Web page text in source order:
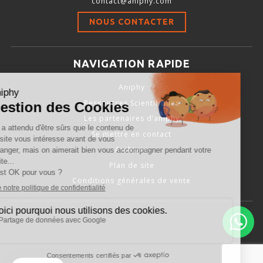
Stimulation-évaluation Thermique
ACTIVITÉ LOCOMOTRICE ET EXPLORATOIRE
COORDINATION ET SENSORI-MOTEUR
INTERACTION SOCIALE
RYTHMES CIRCADIENS
DÉVELOPPEMENTS À FAÇON
PORTIQUES & STATIONS D’ANÉSTHÉSIE
ASPIRATEURS ET CARTOUCHES CHARBON ACTIF
ÉVAPORATEURS
NOUS CONTACTER
NAVIGATION RAPIDE
Aniphy
Ressources Scientifiques
Les partenaires d’aniphy
Se mettre en contact
Archives
Plan de site
Conditions générales de vente